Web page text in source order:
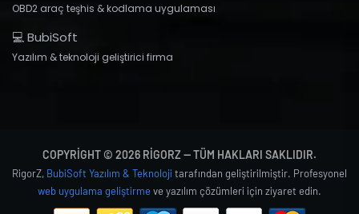
OBD2 araç teşhis & kodlama uygulaması
💻 BubiSoft
Yazılım & teknoloji geliştirici firma
COPYRIGHT © 2026 RIGORZ — TÜM HAKLARI SAKLIDIR.
RigorZ, BubiSoft Yazılım & Teknoloji tarafından geliştirilmiştir. Profesyonel
web uygulama geliştirmeve yazılım çözümleri için ziyaret edin.